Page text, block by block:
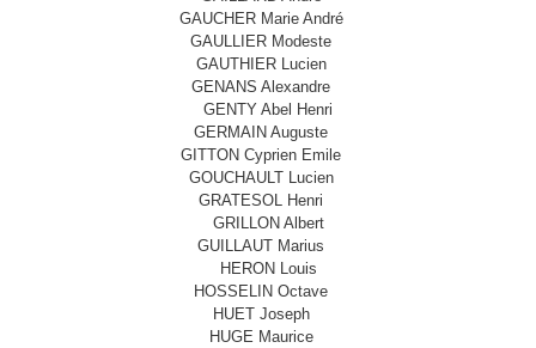
GAUCHER Marie André
GAULLIER Modeste
GAUTHIER Lucien
GENANS Alexandre
GENTY Abel Henri
GERMAIN Auguste
GITTON Cyprien Emile
GOUCHAULT Lucien
GRATESOL Henri
GRILLON Albert
GUILLAUT Marius
HERON Louis
HOSSELIN Octave
HUET Joseph
HUGE Maurice